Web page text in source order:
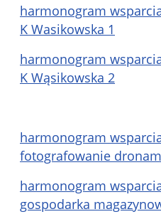
harmonogram
K Wasikowska 1
harmonogram
K Wąsikowska 2
harmonogram
fotografowanie
harmonogram
gospodarka